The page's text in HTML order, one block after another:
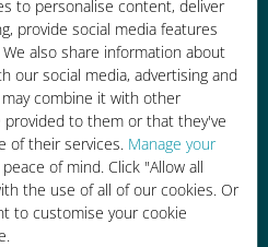
to personalise content, deliver
provide social media features
also share information about
our social media, advertising and
combine it with other
to them or that they've
of their services. Manage your
of mind. Click "Allow all
the use of all of our cookies. Or
to customise your cookie
dan
bij je huidige